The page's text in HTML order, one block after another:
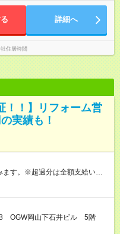
万円（27歳／入社2年目）＝固
本採用時と異なる部分がありま
社員） 給与：月給 300,000
残業代 45,000円／月 みなし残業
稼働終了、1日の振り返り
詳細へ
住居時間
！！】リフォーム営
実績も！
す。※超過分は全額支給いたし
40,500円／月 みなし残業時
いて】 試用期間中でも収入が
。 試用期間後もインセンティ
充実していますのでご安心く
OGW岡山下石井ビル 5階